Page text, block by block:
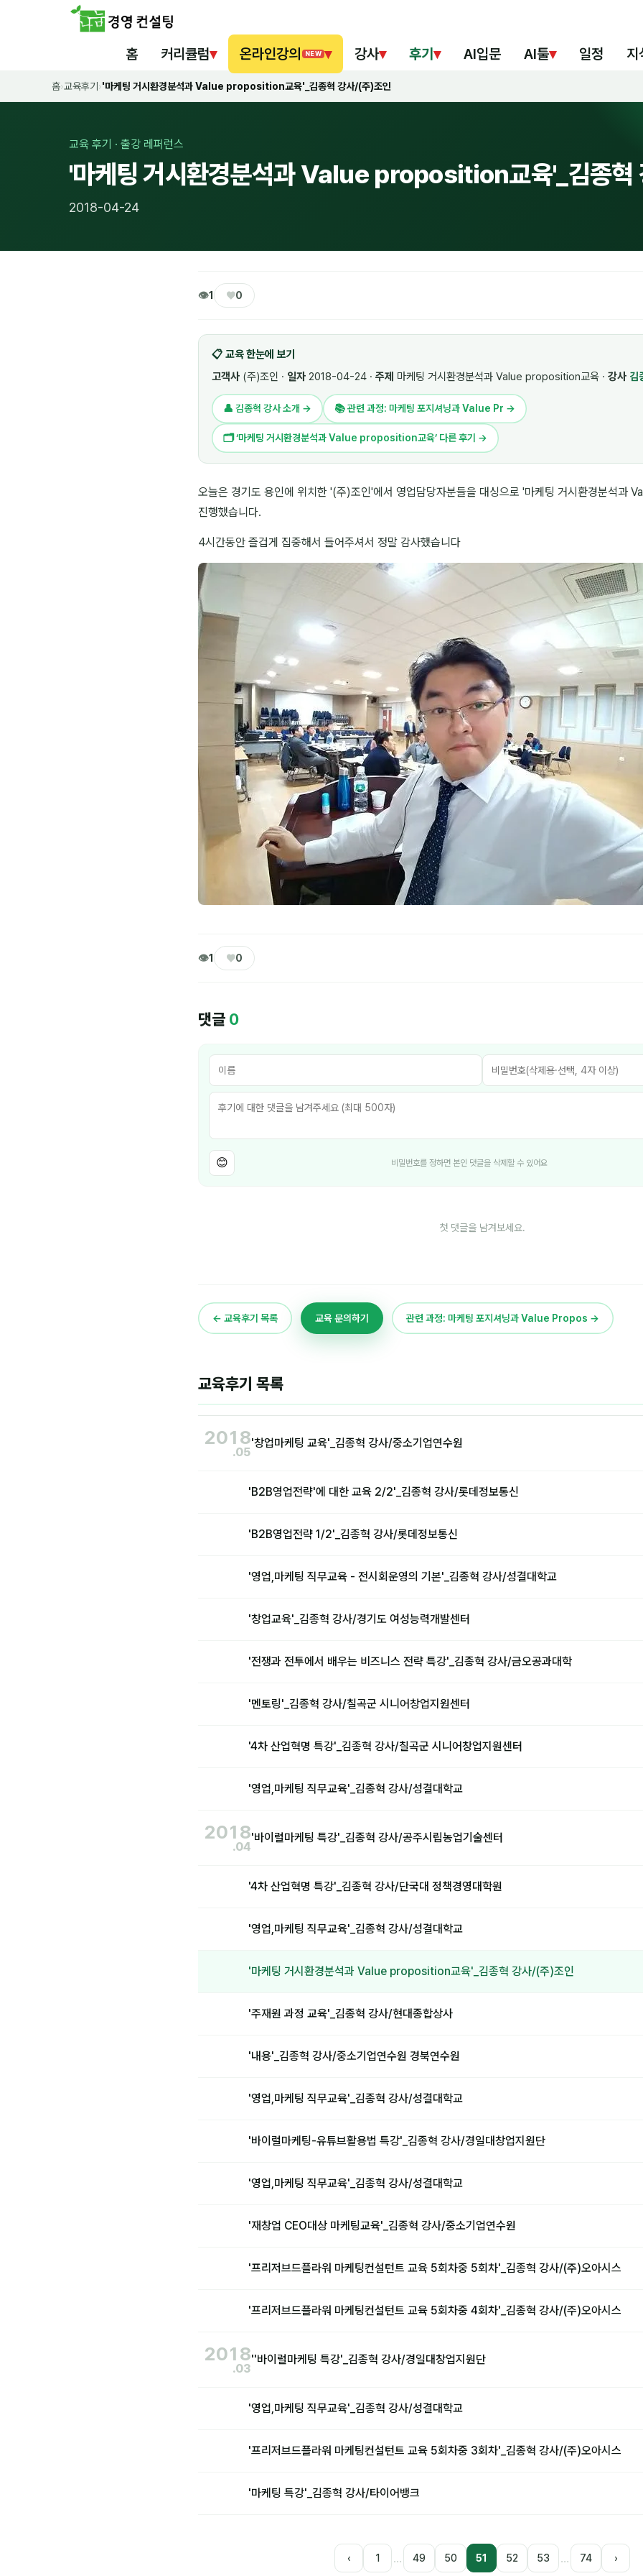
홈 커리큘럼▾ 온라인강의 NEW ▾ 강사▾ 후기 ▾ AI입문 AI툴▾ 일정 지
홈›교육후기 ›'마케팅 거시환경분석과 Value proposition교육'_김종혁 강사/(주)조인
교육 후기 · 출강 레퍼런스
'마케팅 거시환경분석과 Value proposition교육'_김종혁
2018-04-24
👁1 ♥0
📋 교육 한눈에 보기
고객사 (주)조인 · 일자 2018-04-24 · 주제 마케팅 거시환경분석과 Value proposition교육 · 강사 김
👤 김종혁 강사 소개 → 📚 관련 과정: 마케팅 포지셔닝과 Value Pr →
🗂 ‘마케팅 거시환경분석과 Value proposition교육’ 다른 후기 →
오늘은 경기도 용인에 위치한 '(주)조인'에서 영업담당자분들을 대싱으로 '마케팅 거시환경분석과
진행했습니다.
4시간동안 즐겁게 집중해서 들어주셔서 정말 감사했습니다
👁1 ♥0
댓글 0
😊 비밀번호를 정하면 본인 댓글을 삭제할 수 있어요
첫 댓글을 남겨보세요.
← 교육후기 목록 교육 문의하기 관련 과정: 마케팅 포지셔닝과 Value Propos →
교육후기 목록
2018
.05
'창업마케팅 교육'_김종혁 강사/중소기업연수원
'B2B영업전략'에 대한 교육 2/2'_김종혁 강사/롯데정보통신
'B2B영업전략 1/2'_김종혁 강사/롯데정보통신
'영업,마케팅 직무교육 - 전시회운영의 기본'_김종혁 강사/성결대학교
'창업교육'_김종혁 강사/경기도 여성능력개발센터
'전쟁과 전투에서 배우는 비즈니스 전략 특강'_김종혁 강사/금오공과대학
'멘토링'_김종혁 강사/칠곡군 시니어창업지원센터
'4차 산업혁명 특강'_김종혁 강사/칠곡군 시니어창업지원센터
'영업,마케팅 직무교육'_김종혁 강사/성결대학교
2018
.04
'바이럴마케팅 특강'_김종혁 강사/공주시립농업기술센터
'4차 산업혁명 특강'_김종혁 강사/단국대 정책경영대학원
'영업,마케팅 직무교육'_김종혁 강사/성결대학교
'마케팅 거시환경분석과 Value proposition교육'_김종혁 강사/(주)조인
'주재원 과정 교육'_김종혁 강사/현대종합상사
'내용'_김종혁 강사/중소기업연수원 경북연수원
'영업,마케팅 직무교육'_김종혁 강사/성결대학교
'바이럴마케팅-유튜브활용법 특강'_김종혁 강사/경일대창업지원단
'영업,마케팅 직무교육'_김종혁 강사/성결대학교
'재창업 CEO대상 마케팅교육'_김종혁 강사/중소기업연수원
'프리저브드플라워 마케팅컨설턴트 교육 5회차중 5회차'_김종혁 강사/(주)오아시스
'프리저브드플라워 마케팅컨설턴트 교육 5회차중 4회차'_김종혁 강사/(주)오아시스
2018
.03
''바이럴마케팅 특강'_김종혁 강사/경일대창업지원단
'영업,마케팅 직무교육'_김종혁 강사/성결대학교
'프리저브드플라워 마케팅컨설턴트 교육 5회차중 3회차'_김종혁 강사/(주)오아시스
'마케팅 특강'_김종혁 강사/타이어뱅크
‹ 1 … 49 50 51 52 53 … 74 ›